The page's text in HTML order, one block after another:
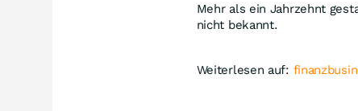
Mehr als ein Jahrzehnt
nicht bekannt.
Weiterlesen auf: